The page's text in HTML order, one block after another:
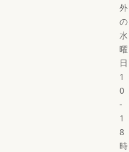
外
の
水
曜
日
1
0
-
1
8
時